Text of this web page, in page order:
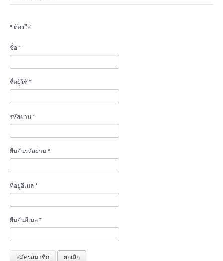
ติดต่อ
ตรวจสอบแบบ REAL TIME
เข้าสู่ระบบ
* ต้องใส่
ชื่อ *
ชื่อผู้ใช้ *
รหัสผ่าน *
ยืนยันรหัสผ่าน *
ที่อยู่อีเมล *
ยืนยันอีเมล *
สมัครสมาชิก ยกเลิก